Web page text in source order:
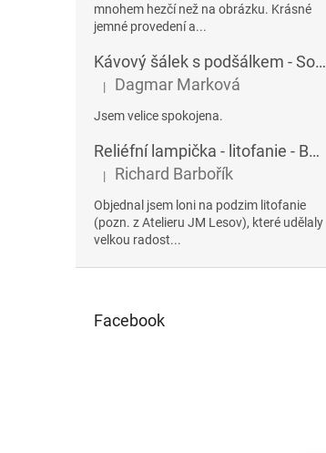
mnohem hezčí než na obrázku. Krásné
jemné provedení a...
Kávový šálek s podšálkem - Sophia 432AU
Hodnocení produktu je 5 z 5 hvězdiček.
| Dagmar Marková
Jsem velice spokojena.
Reliéfní lampička - litofanie - Betlém
Hodnocení produktu je 5 z 5 hvězdiček.
| Richard Barbořík
Objednal jsem loni na podzim litofanie
(pozn. z Atelieru JM Lesov), které udělaly
velkou radost...
Facebook